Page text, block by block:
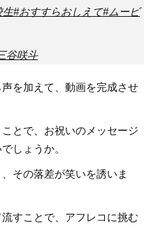
生#おすすらおしえて#ムービ
谷咲斗
を加えて、動画を完成させ
とで、お祝いのメッセージ
しょうか。
その落差が笑いを誘いま
すことで、アフレコに挑む